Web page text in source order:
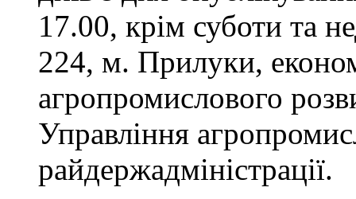
17.00, крім суботи та
224, м. Прилуки,
агропромислового
Управління
райдержадміністрації.